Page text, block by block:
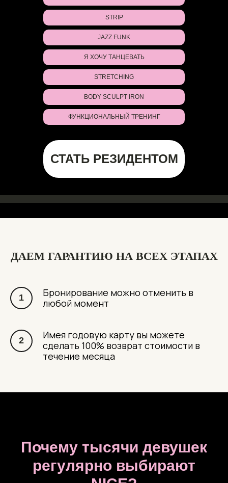
JAZZ FUNK
ФУНКЦИОНАЛЬНЫЙ ТРЕНИНГ
STRETCHING
BODY SCULPT IRON
Я ХОЧУ ТАНЦЕВАТЬ
STRIP
СТАТЬ РЕЗИДЕНТОМ
ДАЕМ ГАРАНТИЮ НА ВСЕХ ЭТАПАХ
Бронирование можно отменить в
любой момент
Имея годовую карту вы можете
сделать 100% возврат стоимости в
течение месяца
Почему тысячи девушек
регулярно выбирают